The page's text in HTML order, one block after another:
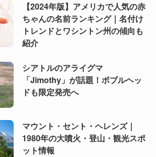
【2024年版】アメリカで人気の赤
ちゃんの名前ランキング｜名付け
トレンドとワシントン州の傾向も
紹介
シアトルのアライグマ
「Jimothy」が話題！ボブルヘッ
ドも限定発売へ
マウント・セント・ヘレンズ｜
1980年の大噴火・登山・観光スポ
ット情報